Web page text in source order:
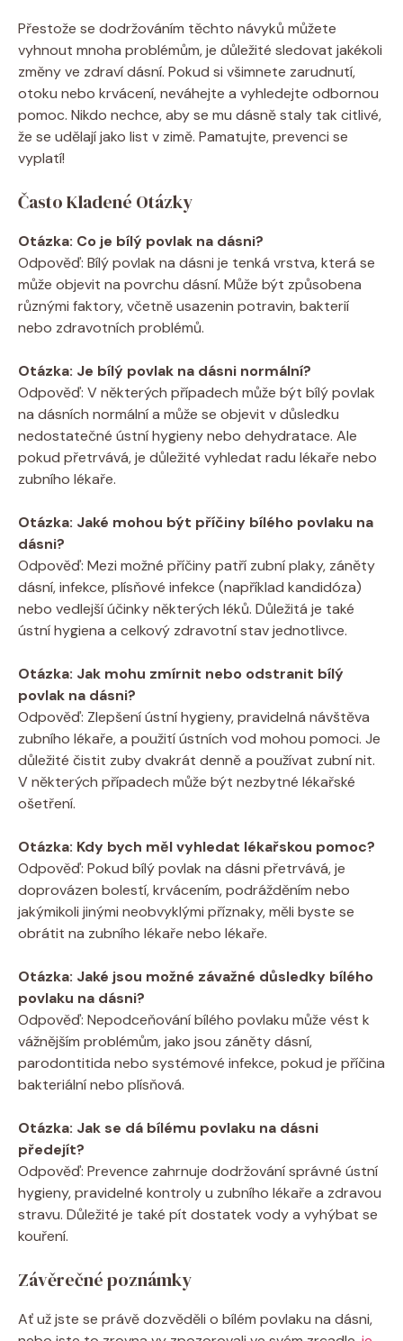
Přestože se dodržováním těchto návyků můžete
vyhnout mnoha problémům, je důležité sledovat jakékoli
změny ve zdraví dásní. Pokud si všimnete zarudnutí,
otoku nebo krvácení, neváhejte a vyhledejte odbornou
pomoc. Nikdo nechce, aby se mu dásně staly tak citlivé,
že se udělají jako list v zimě. Pamatujte, prevenci se
vyplatí!
Často Kladené Otázky
Otázka: Co je bílý povlak na dásni?
Odpověď: Bílý povlak na dásni je tenká vrstva, která se
může objevit na povrchu dásní. Může být způsobena
různými faktory, včetně usazenin potravin, bakterií
nebo zdravotních problémů.
Otázka: Je bílý povlak na dásni normální?
Odpověď: V některých případech může být bílý povlak
na dásních normální a může se objevit v důsledku
nedostatečné ústní hygieny nebo dehydratace. Ale
pokud přetrvává, je důležité vyhledat radu lékaře nebo
zubního lékaře.
Otázka: Jaké mohou být příčiny bílého povlaku na
dásni?
Odpověď: Mezi možné příčiny patří zubní plaky, záněty
dásní, infekce, plísňové infekce (například kandidóza)
nebo vedlejší účinky některých léků. Důležitá je také
ústní hygiena a celkový zdravotní stav jednotlivce.
Otázka: Jak mohu zmírnit nebo odstranit bílý
povlak na dásni?
Odpověď: Zlepšení ústní hygieny, pravidelná návštěva
zubního lékaře, a použití ústních vod mohou pomoci. Je
důležité čistit zuby dvakrát denně a používat zubní nit.
V některých případech může být nezbytné lékařské
ošetření.
Otázka: Kdy bych měl vyhledat lékařskou pomoc?
Odpověď: Pokud bílý povlak na dásni přetrvává, je
doprovázen bolestí, krvácením, podrážděním nebo
jakýmikoli jinými neobvyklými příznaky, měli byste se
obrátit na zubního lékaře nebo lékaře.
Otázka: Jaké jsou možné závažné důsledky bílého
povlaku na dásni?
Odpověď: Nepodceňování bílého povlaku může vést k
vážnějším problémům, jako jsou záněty dásní,
parodontitida nebo systémové infekce, pokud je příčina
bakteriální nebo plísňová.
Otázka: Jak se dá bílému povlaku na dásni
předejít?
Odpověď: Prevence zahrnuje dodržování správné ústní
hygieny, pravidelné kontroly u zubního lékaře a zdravou
stravu. Důležité je také pít dostatek vody a vyhýbat se
kouření.
Závěrečné poznámky
Ať už jste se právě dozvěděli o bílém povlaku na dásni,